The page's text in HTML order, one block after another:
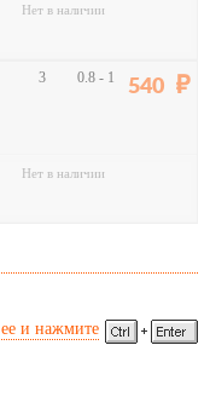
Нет в наличии
3 0.8 - 1 540
Нет в наличии
и нажмите